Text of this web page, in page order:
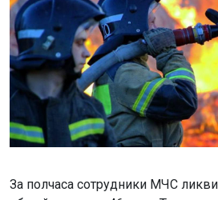
За полчаса сотрудники МЧС